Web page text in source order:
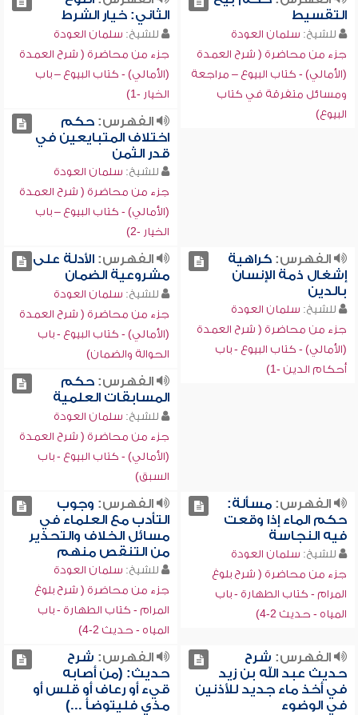
التقسيط
للشيخ: سلمان العودة
جزء من محاضرة ( شرح العمدة
(الأمالي) - كتاب البيوع – مراجعة
ومسائل متفرقة في كتاب
البيوع)
الثاني: خيار الشرط
للشيخ: سلمان العودة
جزء من محاضرة ( شرح العمدة
(الأمالي) - كتاب البيوع – باب
الخيار -1)
الفهرس:حكم
اختلاف المتبايعين في
قدر الثمن
للشيخ: سلمان العودة
جزء من محاضرة ( شرح العمدة
(الأمالي) - كتاب البيوع – باب
الخيار -2)
الفهرس:كراهية
إشغال ذمة الإنسان
بالدين
للشيخ: سلمان العودة
جزء من محاضرة ( شرح العمدة
(الأمالي) - كتاب البيوع - باب
أحكام الدين -1)
الفهرس:الأدلة على
مشروعية الضمان
للشيخ: سلمان العودة
جزء من محاضرة ( شرح العمدة
(الأمالي) - كتاب البيوع - باب
الحوالة والضمان)
الفهرس:حكم
المسابقات العلمية
للشيخ: سلمان العودة
جزء من محاضرة ( شرح العمدة
(الأمالي) - كتاب البيوع - باب
السبق)
الفهرس:مسألة:
حكم الماء إذا وقعت
فيه النجاسة
للشيخ: سلمان العودة
جزء من محاضرة ( شرح بلوغ
المرام - كتاب الطهارة - باب
المياه - حديث 2-4)
الفهرس: وجوب
التأدب مع العلماء في
مسائل الخلاف والتحذير
من التنقص منهم
للشيخ: سلمان العودة
جزء من محاضرة ( شرح بلوغ
المرام - كتاب الطهارة - باب
المياه - حديث 2-4)
الفهرس: شرح
حديث عبد الله بن زيد
في أخذ ماء جديد للأذنين
في الوضوء
الفهرس: شرح
حديث: (من أصابه
قيء أو رعاف أو قلس أو
مذي فليتوضأ ...)